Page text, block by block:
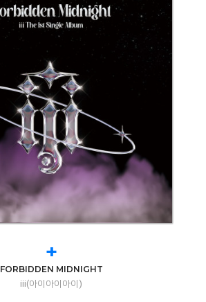
+
FORBIDDEN MIDNIGHT
iii(아이아이아이)